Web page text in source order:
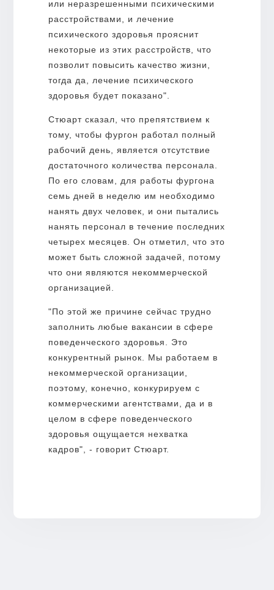
или неразрешенными психическими
расстройствами, и лечение
психического здоровья прояснит
некоторые из этих расстройств, что
позволит повысить качество жизни,
тогда да, лечение психического
здоровья будет показано".
Стюарт сказал, что препятствием к
тому, чтобы фургон работал полный
рабочий день, является отсутствие
достаточного количества персонала.
По его словам, для работы фургона
семь дней в неделю им необходимо
нанять двух человек, и они пытались
нанять персонал в течение последних
четырех месяцев. Он отметил, что это
может быть сложной задачей, потому
что они являются некоммерческой
организацией.
"По этой же причине сейчас трудно
заполнить любые вакансии в сфере
поведенческого здоровья. Это
конкурентный рынок. Мы работаем в
некоммерческой организации,
поэтому, конечно, конкурируем с
коммерческими агентствами, да и в
целом в сфере поведенческого
здоровья ощущается нехватка
кадров", - говорит Стюарт.